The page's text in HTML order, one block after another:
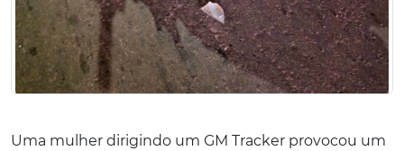
Uma mulher dirigindo um GM Tracker provocou um